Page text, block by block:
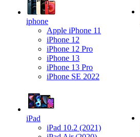
iphone
Apple iPhone 11
iPhone 12
iPhone 12 Pro
iPhone 13
iPhone 13 Pro
iPhone SE 2022
iPad
iPad 10.2 (2021)